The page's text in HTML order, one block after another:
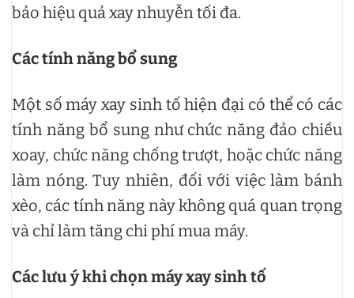
bảo hiệu quả xay nhuyễn tối đa.
Các tính năng bổ sung
Một số máy xay sinh tố hiện đại có thể có các
tính năng bổ sung như chức năng đảo chiều
xoay, chức năng chống trượt, hoặc chức năng
làm nóng. Tuy nhiên, đối với việc làm bánh
xèo, các tính năng này không quá quan trọng
và chỉ làm tăng chi phí mua máy.
Các lưu ý khi chọn máy xay sinh tố